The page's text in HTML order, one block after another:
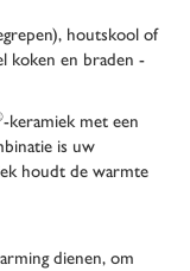
houtskool of
koken en braden -
-keramiek met een
is uw
houdt de warmte
dienen, om